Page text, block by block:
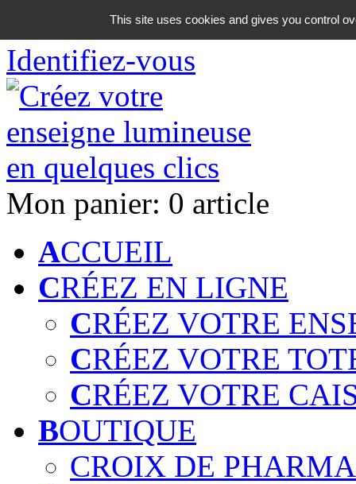
06 18 42 08 59
Identifiez-vous
Mon panier: 0 article
ACCUEIL
CRÉEZ EN LIGNE
CRÉEZ VOTRE
CRÉEZ VOTRE
CRÉEZ VOTRE
BOUTIQUE
CROIX DE
This site uses cookies and gives you control